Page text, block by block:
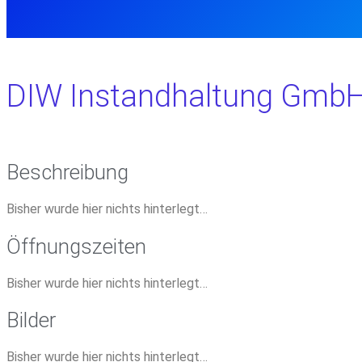
DIW Instandhaltung
Beschreibung
Bisher wurde hier nichts hinterlegt…
Öffnungszeiten
Bisher wurde hier nichts hinterlegt…
Bilder
Bisher wurde hier nichts hinterlegt…